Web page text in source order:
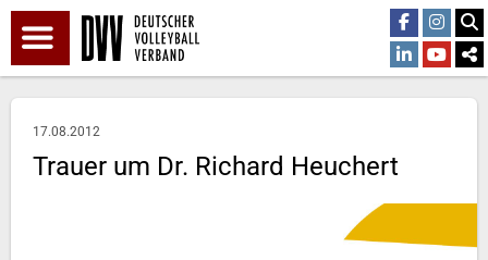
17.08.2012
Trauer um Dr. Richard Heuchert